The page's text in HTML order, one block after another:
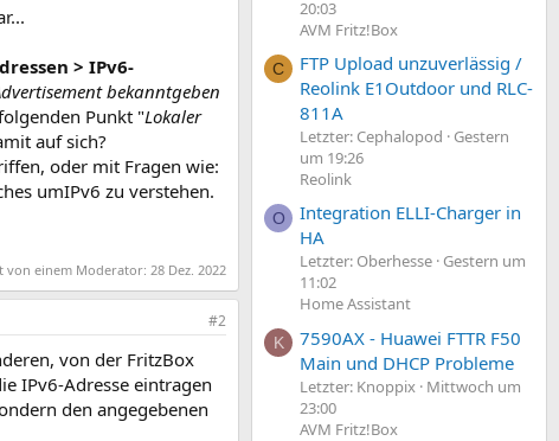
> IPv6-
bekanntgeben
Punkt "Lokaler
auf sich?
oder mit Fragen wie:
umIPv6 zu verstehen.
von einem Moderator: 28 Dez. 2022
#2
von der FritzBox
IPv6-Adresse eintragen
den angegebenen
20:03
AVM Fritz!Box
C
FTP Upload unzuverlässig /
Reolink E1Outdoor und RLC-
811A
Letzter: Cephalopod
Gestern
um 19:26
Reolink
O
Integration ELLI-Charger in
HA
Letzter: Oberhesse Gestern um
11:02
Home Assistant
K
7590AX - Huawei FTTR F50
Main und DHCP Probleme
Letzter: Knoppix
Mittwoch um
23:00
AVM Fritz!Box